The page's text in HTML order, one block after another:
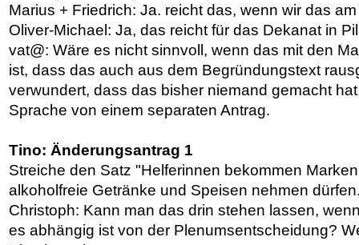
Marius + Friedrich: Ja. reicht das, wenn wir das
Oliver-Michael: Ja, das reicht für das Dekanat in
vat@: Wäre es nicht sinnvoll, wenn das mit den
ist, dass das auch aus dem Begründungstext
verwundert, dass das bisher niemand gemacht
Sprache von einem separaten Antrag.
Tino: Änderungsantrag 1
Streiche den Satz "Helferinnen bekommen
alkoholfreie Getränke und Speisen nehmen
Christoph: Kann man das drin stehen lassen,
es abhängig ist von der Plenumsentscheidung?